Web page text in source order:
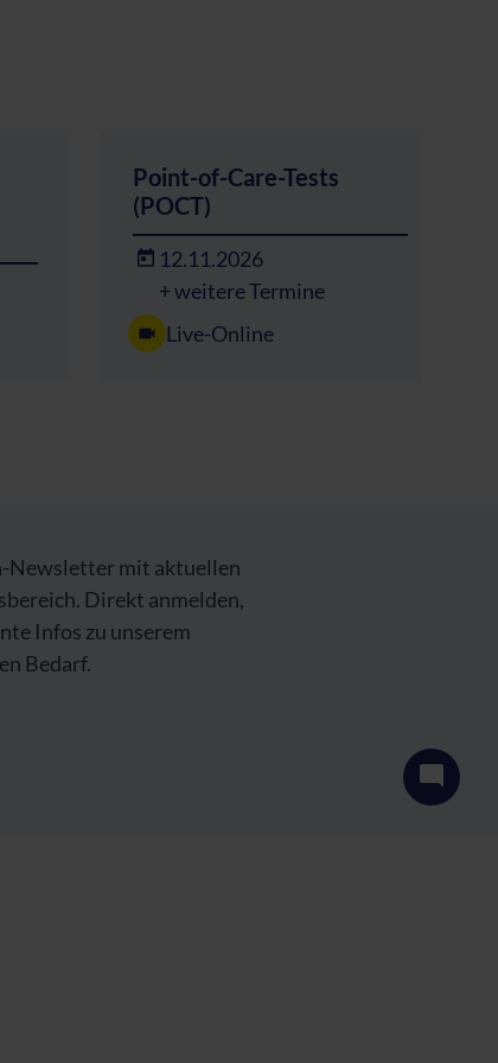
Point-of-Care-Tests
(POCT)
12.11.2026
+ weitere Termine
Live-Online
Newsletter mit aktuellen
Direkt anmelden,
Infos zu unserem
Bedarf.